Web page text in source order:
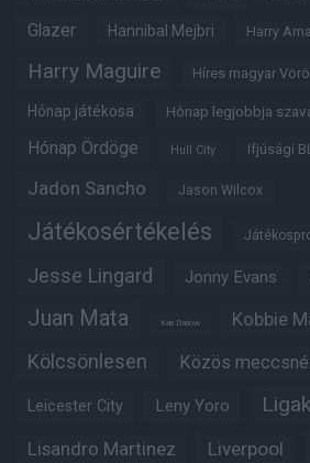
Glazer Hannibal Mejbri Harry
Harry Maguire Híres magyar
Hónap játékosa Hónap legjobbja
Hónap Ördöge Hull City Ifjúsági
Jadon Sancho Jason Wilcox
Játékosértékelés
Jesse Lingard Jonny Evans
Juan Mata Karl Darlow Kobbie
Kölcsönlesen Közös
Leicester City Leny Yoro
Lisandro Martinez Liverpool